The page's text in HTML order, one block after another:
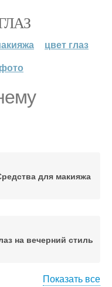
цвет глаз
для макияжа
на вечерний стиль
Показать все